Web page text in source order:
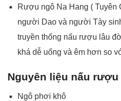
Rượu ngô Na Hang ( Tuyên
người Dao và người Tày
truyền thống nấu rượu lâu
khá dễ uống và êm hơn so
Nguyên liệu nấu rượu
Ngô phơi khô